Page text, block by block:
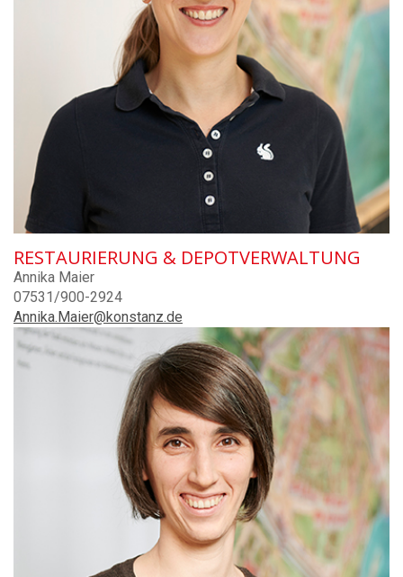
RESTAURIERUNG & DEPOTVERWALTUNG
Annika Maier
07531/900-2924
Annika.Maier@konstanz.de